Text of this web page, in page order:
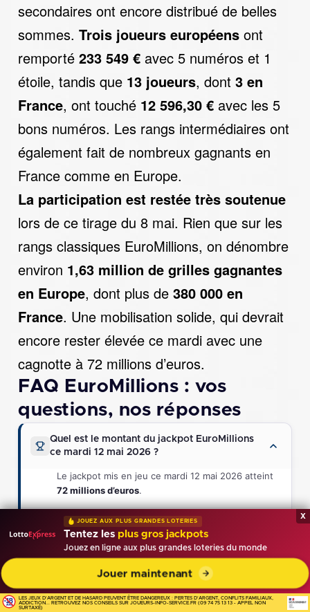
secondaires ont encore distribué de belles
sommes.Trois joueurs européens ont
remporté233 549 € avec 5 numéros et 1
étoile, tandis que 13 joueurs, dont3 en
France, ont touché 12 596,30 € avec les 5
bons numéros. Les rangs intermédiaires ont
également fait de nombreux gagnants en
France comme en Europe.
La participation est restée très soutenue
lors de ce tirage du 8 mai. Rien que sur les
rangs classiques EuroMillions, on dénombre
environ 1,63 million de grilles gagnantes
en Europe, dont plus de380 000 en
France. Une mobilisation solide, qui devrait
encore rester élevée ce mardi avec une
cagnotte à 72 millions d’euros.
FAQ EuroMillions : vos
questions, nos réponses
Quel est le montant du jackpot EuroMillions
ce mardi 12 mai 2026 ?
Le jackpot mis en jeu ce mardi 12 mai 2026 atteint
72 millions d’euros.
Depuis combien de tirages le jackpot n’a-t-il
pas été remporté ?
Y aura-t-il un millionnaire en France ce mardi
x
JOUEZ AUX PLUS GRANDES LOTERIES
Tentez les plus gros jackpots
Jouez en ligne aux plus grandes loteries du monde
Jouer maintenant
LES JEUX D'ARGENT ET DE HASARD PEUVENT ÊTRE DANGEREUX : PERTES D'ARGENT, CONFLITS FAMILIAUX,
ADDICTION... RETROUVEZ NOS CONSEILS SUR JOUEURS-INFO-SERVICE.FR (09 74 75 13 13 - APPEL NON
SURTAXÉ)